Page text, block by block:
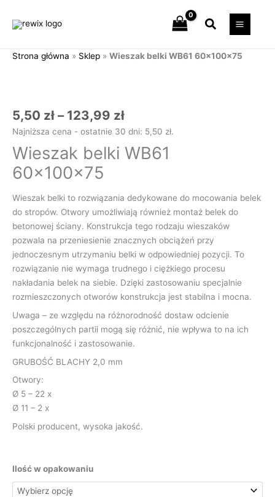
Szukaj
Strona główna » Sklep » Wieszak belki WB61 60x100x75
5,50 zł – 123,99 zł5,50 zł
do
123,99 zł
Najniższa cena - ostatnie 30 dni: 5,50 zł.
Wieszak belki WB61
60x100x75
Wieszak belki to rozwiązania dedykowane do mocowania belek
do stropów. Otwory umożliwiają również montaż belek do
betonowej ściany. Konstrukcja tego rodzaju wieszaków
pozwala na przeniesienie znacznych obciążeń przy
jednoczesnym utrzymaniu belki w odpowiedniej pozycji. To
rozwiązanie nie wymaga trudnego i ciężkiego procesu
nakładania belek na siebie. Dzięki zastosowaniu specjalnie
rozmieszczonych otworów konstrukcja jest stabilna i mocna.
Uwaga – ze względu na różnorodność dostaw odcienie
poszczególnych partii mogą się różnić, nie wpływa to na ich
funkcjonalność i zastosowanie.
GRUBOŚĆ BLACHY 2,0 mm
Otwory:
Ø 5 – 22 x
Ø 11 – 2 x
Polski producent, wysoka jakość.
Ilość w opakowaniu
WB61